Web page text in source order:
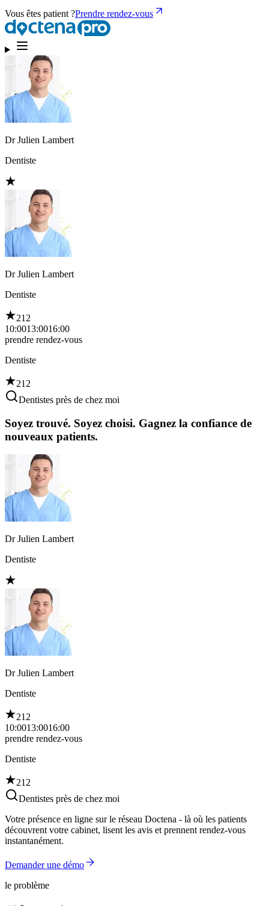
Vous êtes patient ?Prendre rendez-vous
Dr Julien Lambert
Dentiste
Dr Julien Lambert
Dentiste
212
10:0013:0016:00
prendre rendez-vous
Dentiste
212
Dentistes près de chez moi
Soyez trouvé. Soyez choisi. Gagnez la confiance de
nouveaux patients.
Dr Julien Lambert
Dentiste
Dr Julien Lambert
Dentiste
212
10:0013:0016:00
prendre rendez-vous
Dentiste
212
Dentistes près de chez moi
Votre présence en ligne sur le réseau Doctena - là où les patients
découvrent votre cabinet, lisent les avis et prennent rendez-vous
instantanément.
Demander une démo
le problème